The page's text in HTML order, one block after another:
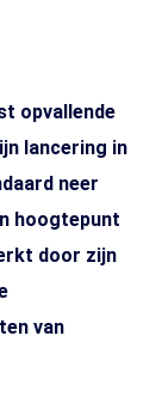
opvallende
lancering in
neer
hoogtepunt
door zijn
van